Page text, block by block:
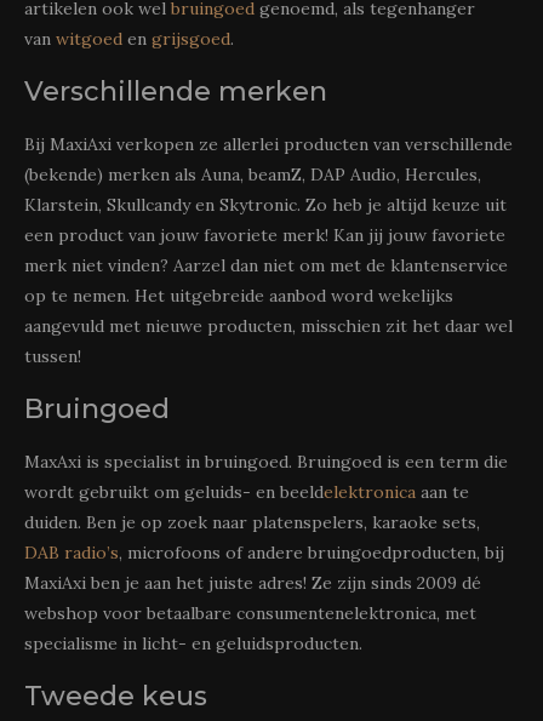
artikelen ook wel bruingoed genoemd, als tegenhanger
van witgoed en grijsgoed.
Verschillende merken
Bij MaxiAxi verkopen ze allerlei producten van verschillende
(bekende) merken als Auna, beamZ, DAP Audio, Hercules,
Klarstein, Skullcandy en Skytronic. Zo heb je altijd keuze uit
een product van jouw favoriete merk! Kan jij jouw favoriete
merk niet vinden? Aarzel dan niet om met de klantenservice
op te nemen. Het uitgebreide aanbod word wekelijks
aangevuld met nieuwe producten, misschien zit het daar wel
tussen!
Bruingoed
MaxAxi is specialist in bruingoed. Bruingoed is een term die
wordt gebruikt om geluids- en beeldelektronica aan te
duiden. Ben je op zoek naar platenspelers, karaoke sets,
DAB radio’s, microfoons of andere bruingoedproducten, bij
MaxiAxi ben je aan het juiste adres! Ze zijn sinds 2009 dé
webshop voor betaalbare consumentenelektronica, met
specialisme in licht- en geluidsproducten.
Tweede keus